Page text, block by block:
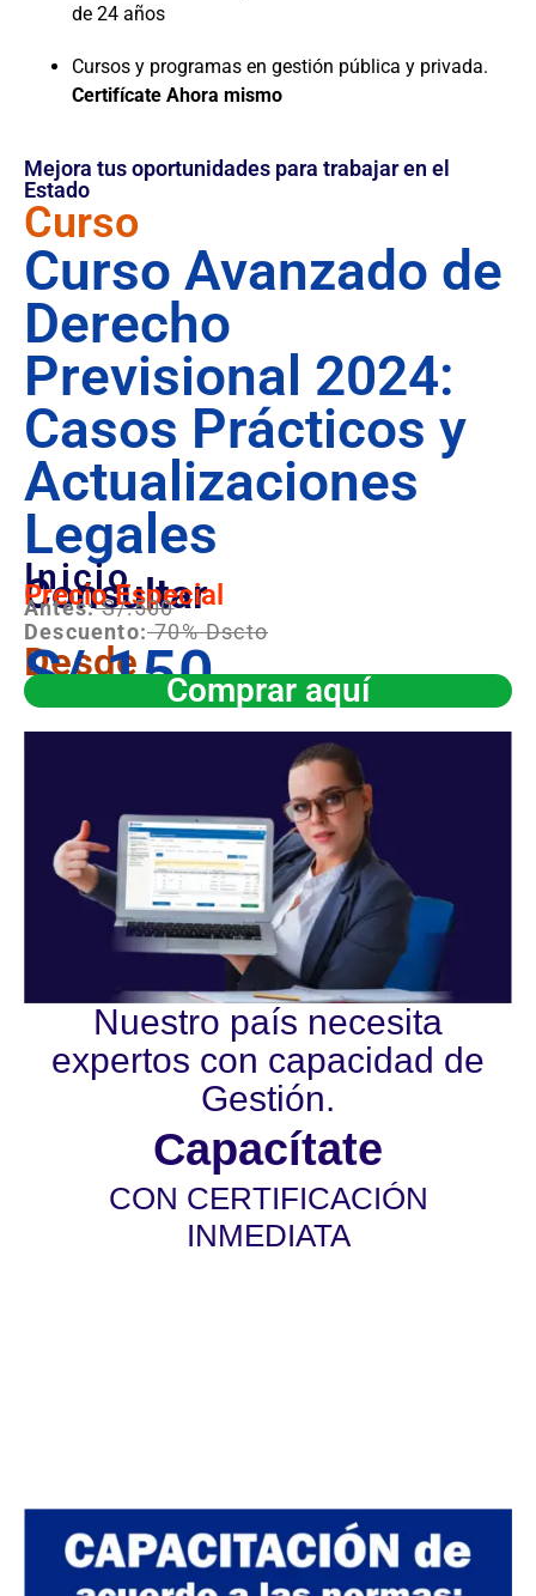
de 24 años
Cursos y programas en gestión pública y privada.
Certifícate Ahora mismo
Mejora tus oportunidades para trabajar en el
Estado
Curso
Curso Avanzado de
Derecho
Previsional 2024:
Casos Prácticos y
Actualizaciones
Legales
Inicio
Consultar
Precio Especial
Antes:S/.500
Descuento:70% Dscto
Desde
S/.150Comprar aquí
Nuestro país necesita
expertos con capacidad de
Gestión.
Capacítate
CON CERTIFICACIÓN
INMEDIATA